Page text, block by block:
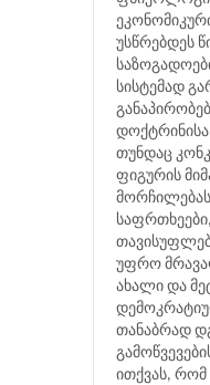
უსწრებდეს
სისტემად
თუნდაც
ფიგურის
უფრო
ახალი და
თანაბრად
ითქვას, რომ